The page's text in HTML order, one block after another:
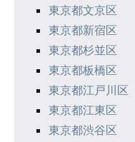
東京都文京区
東京都新宿区
東京都杉並区
東京都板橋区
東京都江戸川区
東京都江東区
東京都渋谷区